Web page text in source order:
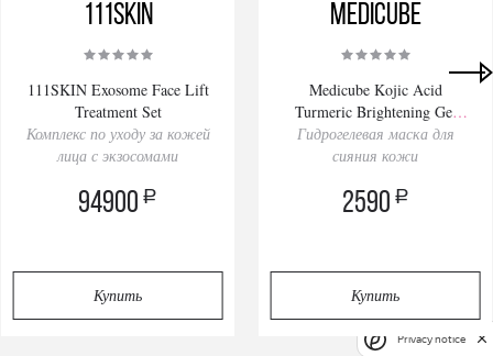
111SKIN
111SKIN Exosome Face Lift
Treatment Set
Комплекс по уходу за кожей
лица с экзосомами
94900 a
Купить
Medicube
Medicube Kojic Acid
Turmeric Brightening Gel
Mask 28gх4pcs
Гидрогелевая маска для
сияния кожи
2590 a
Купить
Privacy notice